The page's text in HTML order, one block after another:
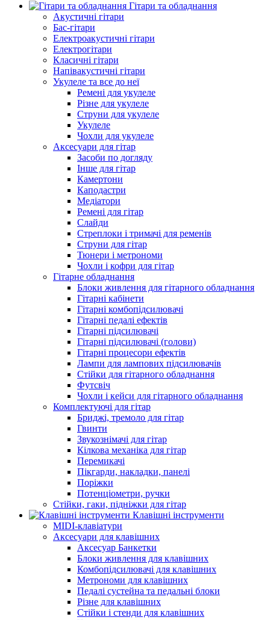
Гітари та обладнання
Акустичні гітари
Бас-гітари
Електроакустичні гітари
Електрогітари
Класичні гітари
Напівакустичні гітари
Укулеле та все до неї
Ремені для укулеле
Різне для укулеле
Струни для укулеле
Укулеле
Чохли для укулеле
Аксесуари для гітар
Засоби по догляду
Інше для гітар
Камертони
Каподастри
Медіатори
Ремені для гітар
Слайди
Стреплоки і тримачі для ременів
Струни для гітар
Тюнери і метрономи
Чохли і кофри для гітар
Гітарне обладнання
Блоки живлення для гітарного обладнання
Гітарні кабінети
Гітарні комбопідсилювачі
Гітарні педалі ефектів
Гітарні підсилювачі
Гітарні підсилювачі (голови)
Гітарні процесори ефектів
Лампи для лампових підсилювачів
Стійки для гітарного обладнання
Футсвіч
Чохли і кейси для гітарного обладнання
Комплектуючі для гітар
Бриджі, тремоло для гітар
Гвинти
Звукознімачі для гітар
Кілкова механіка для гітар
Перемикачі
Пікгарди, накладки, панелі
Поріжки
Потенціометри, ручки
Стійки, гаки, підніжки для гітар
Клавішні інструменти
MIDI-клавіатури
Аксесуари для клавішних
Аксесуар Банкетки
Блоки живлення для клавішних
Комбопідсилювачі для клавішних
Метрономи для клавішних
Педалі сустейна та педальні блоки
Різне для клавішних
Стійки і стенди для клавішних